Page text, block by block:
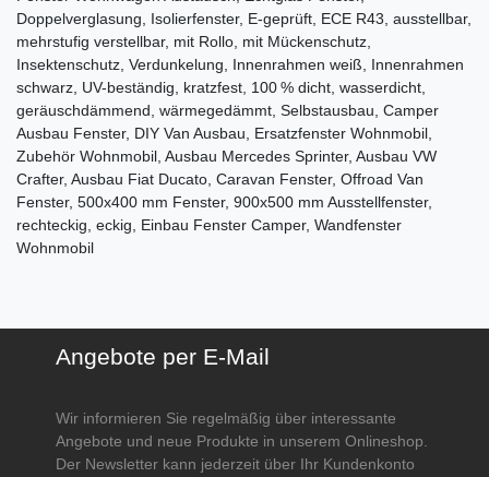
Doppelverglasung, Isolierfenster, E-geprüft, ECE R43, ausstellbar,
mehrstufig verstellbar, mit Rollo, mit Mückenschutz,
Insektenschutz, Verdunkelung, Innenrahmen weiß, Innenrahmen
schwarz, UV-beständig, kratzfest, 100 % dicht, wasserdicht,
geräuschdämmend, wärmegedämmt, Selbstausbau, Camper
Ausbau Fenster, DIY Van Ausbau, Ersatzfenster Wohnmobil,
Zubehör Wohnmobil, Ausbau Mercedes Sprinter, Ausbau VW
Crafter, Ausbau Fiat Ducato, Caravan Fenster, Offroad Van
Fenster, 500x400 mm Fenster, 900x500 mm Ausstellfenster,
rechteckig, eckig, Einbau Fenster Camper, Wandfenster
Wohnmobil
Angebote per E-Mail
Wir informieren Sie regelmäßig über interessante
Angebote und neue Produkte in unserem Onlineshop.
Der Newsletter kann jederzeit über Ihr Kundenkonto